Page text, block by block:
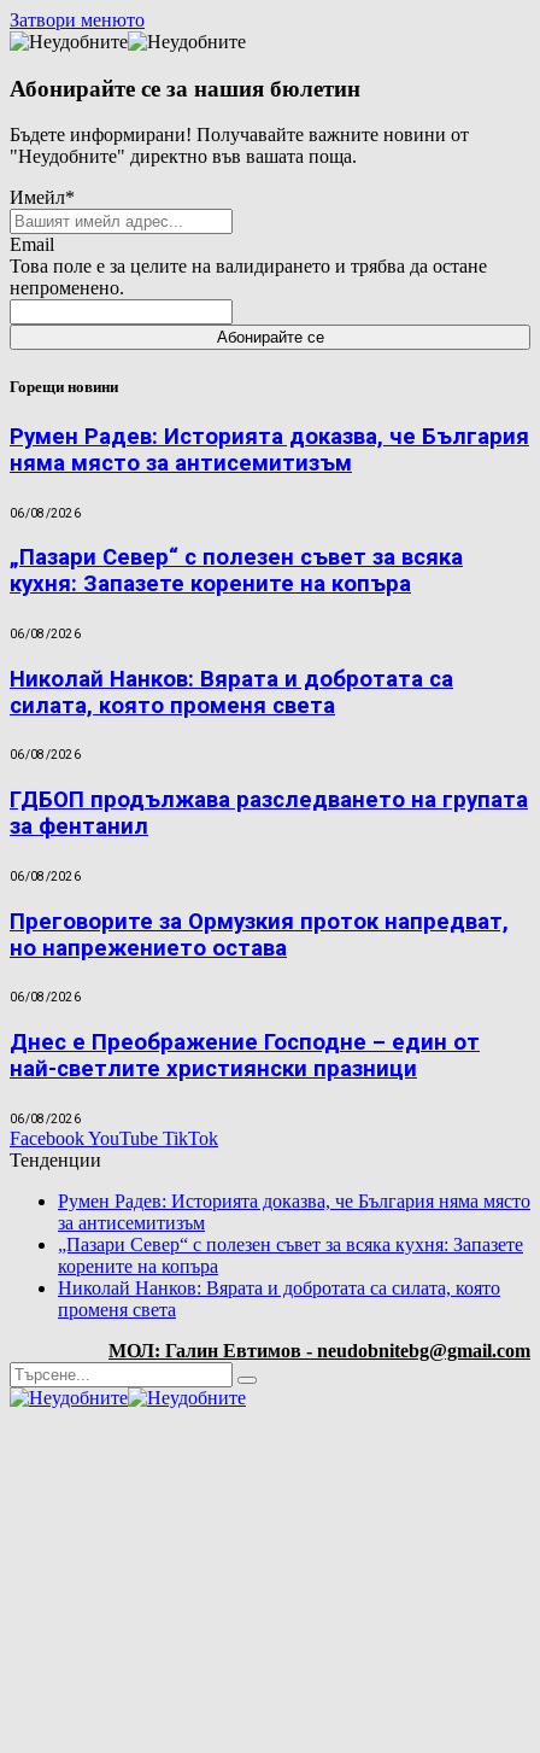
Затвори менюто
Абонирайте се за нашия бюлетин
Бъдете информирани! Получавайте важните новини от
"Неудобните" директно във вашата поща.
Имейл*
Email
Това поле е за целите на валидирането и трябва да остане
непроменено.
Горещи новини
Румен Радев: Историята доказва, че България
няма място за антисемитизъм
06/08/2026
„Пазари Север“ с полезен съвет за всяка
кухня: Запазете корените на копъра
06/08/2026
Николай Нанков: Вярата и добротата са
силата, която променя света
06/08/2026
ГДБОП продължава разследването на групата
за фентанил
06/08/2026
Преговорите за Ормузкия проток напредват,
но напрежението остава
06/08/2026
Днес е Преображение Господне – един от
най-светлите християнски празници
06/08/2026
FacebookYouTube TikTok
Тенденции
Румен Радев: Историята доказва, че България няма място
за антисемитизъм
„Пазари Север“ с полезен съвет за всяка кухня: Запазете
корените на копъра
Николай Нанков: Вярата и добротата са силата, която
променя света
МОЛ: Галин Евтимов - neudobnitebg@gmail.com